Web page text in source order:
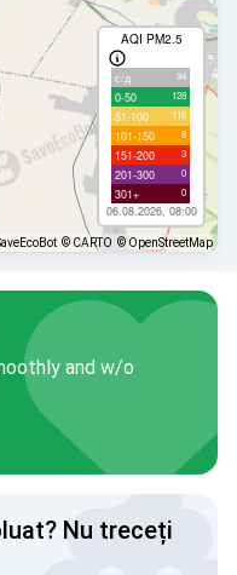
AQI PM2.5
с/д 94
0-50 128
51-100 116
101-150 8
151-200 3
201-300 0
301+ 0
06.08.2026, 08:00
© CARTO © OpenStreetMap
and w/o
Nu treceți